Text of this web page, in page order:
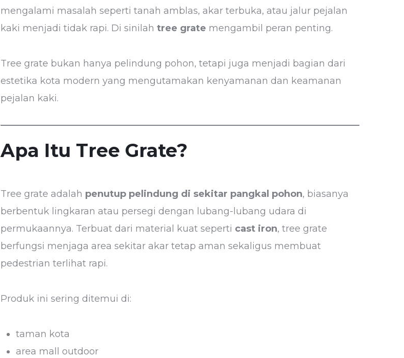
mengalami masalah seperti tanah amblas, akar terbuka, atau jalur pejalan
kaki menjadi tidak rapi. Di sinilah tree grate mengambil peran penting.
Tree grate bukan hanya pelindung pohon, tetapi juga menjadi bagian dari
estetika kota modern yang mengutamakan kenyamanan dan keamanan
pejalan kaki.
Apa Itu Tree Grate?
Tree grate adalah penutup pelindung di sekitar pangkal pohon, biasanya
berbentuk lingkaran atau persegi dengan lubang-lubang udara di
permukaannya. Terbuat dari material kuat seperti cast iron, tree grate
berfungsi menjaga area sekitar akar tetap aman sekaligus membuat
pedestrian terlihat rapi.
Produk ini sering ditemui di:
taman kota
area mall outdoor